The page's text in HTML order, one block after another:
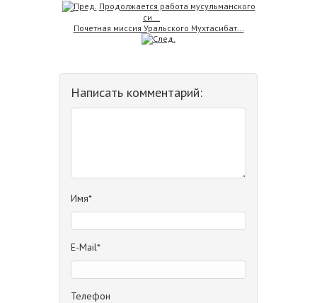
Продолжается работа мусульманского
си...
Почетная миссия Уральского Мухтасибат...
Написать комментарий:
Имя*
E-Mail*
Телефон